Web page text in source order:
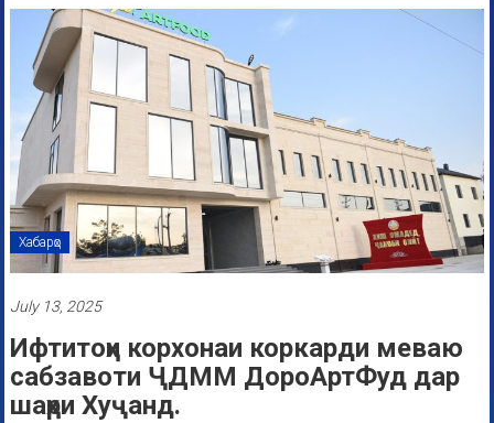
Хабарҳо
July 13, 2025
Ифтитоҳи корхонаи коркарди меваю
сабзавоти ҶДММ ДороАртФуд дар
шаҳри Хуҷанд.